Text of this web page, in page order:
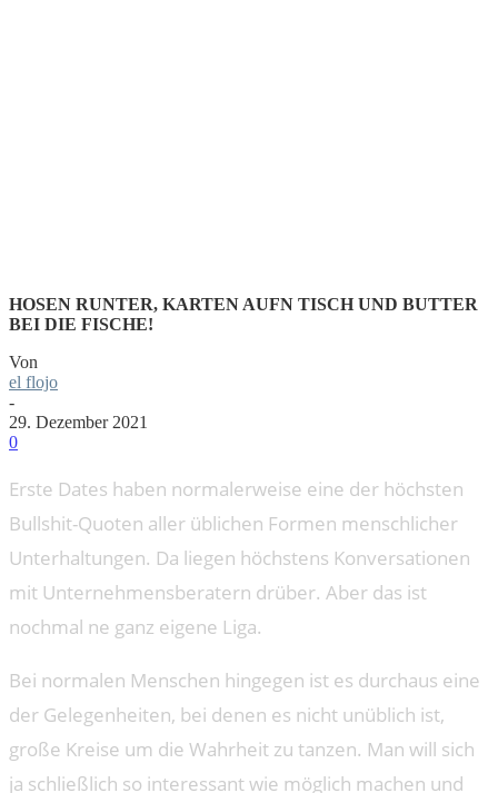
HOSEN RUNTER, KARTEN AUFN TISCH UND BUTTER
BEI DIE FISCHE!
Von
el flojo
-
29. Dezember 2021
0
Erste Dates haben normalerweise eine der höchsten
Bullshit-Quoten aller üblichen Formen menschlicher
Unterhaltungen. Da liegen höchstens Konversationen
mit Unternehmensberatern drüber. Aber das ist
nochmal ne ganz eigene Liga.
Bei normalen Menschen hingegen ist es durchaus eine
der Gelegenheiten, bei denen es nicht unüblich ist,
große Kreise um die Wahrheit zu tanzen. Man will sich
ja schließlich so interessant wie möglich machen und